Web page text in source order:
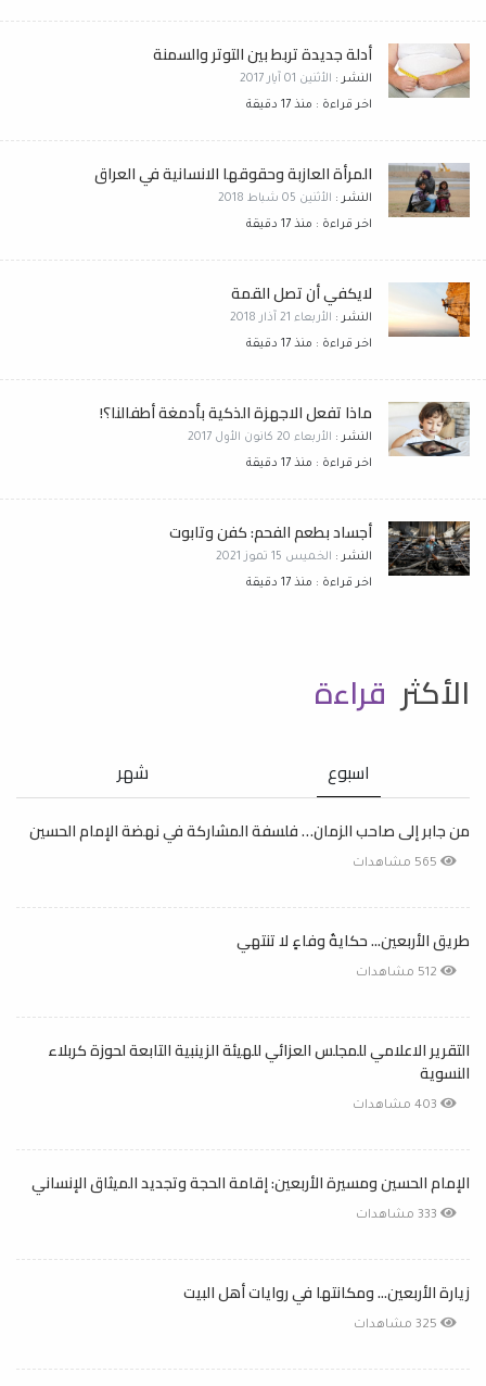
أدلة جديدة تربط بين التوتر والسمنة
النشر : الأثنين 01 آيار 2017
اخر قراءة : منذ 17 دقيقة
المرأة العازبة وحقوقها الانسانية في العراق
النشر : الأثنين 05 شباط 2018
اخر قراءة : منذ 17 دقيقة
لايكفي أن تصل القمة
النشر : الأربعاء 21 آذار 2018
اخر قراءة : منذ 17 دقيقة
ماذا تفعل الاجهزة الذكية بأدمغة أطفالنا؟!
النشر : الأربعاء 20 كانون الأول 2017
اخر قراءة : منذ 17 دقيقة
أجساد بطعم الفحم: كفن وتابوت
النشر : الخميس 15 تموز 2021
اخر قراءة : منذ 17 دقيقة
الأكثر قراءة
اسبوع شهر
من جابر إلى صاحب الزمان… فلسفة المشاركة في نهضة الإمام الحسين
طريق الأربعين... حكايةُ وفاءٍ لا تنتهي
التقرير الاعلامي للمجلس العزائي للهيئة الزينبية التابعة لحوزة كربلاء
النسوية
الإمام الحسين ومسيرة الأربعين: إقامة الحجة وتجديد الميثاق الإنساني
زيارة الأربعين... ومكانتها في روايات أهل البيت